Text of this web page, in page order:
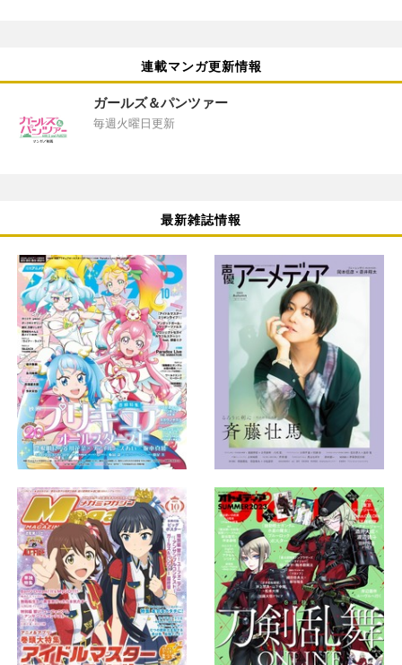
連載マンガ更新情報
ガールズ＆パンツァー
毎週火曜日更新
最新雑誌情報